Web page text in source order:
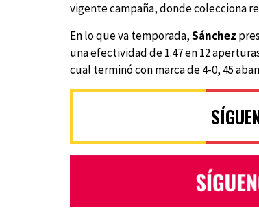
vigente campaña, donde colecciona
En lo que va temporada,Sánchez
una efectividad de 1.47 en 12
cual terminó con marca de 4-0, 45